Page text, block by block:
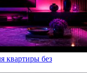
квартиры без